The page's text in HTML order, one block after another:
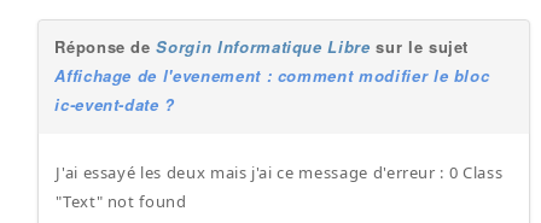
Réponse deSorgin Informatique Libre sur le sujet
Affichage de l'evenement : comment modifier le bloc
ic-event-date ?
J'ai essayé les deux mais j'ai ce message d'erreur : 0 Class
"Text" not found